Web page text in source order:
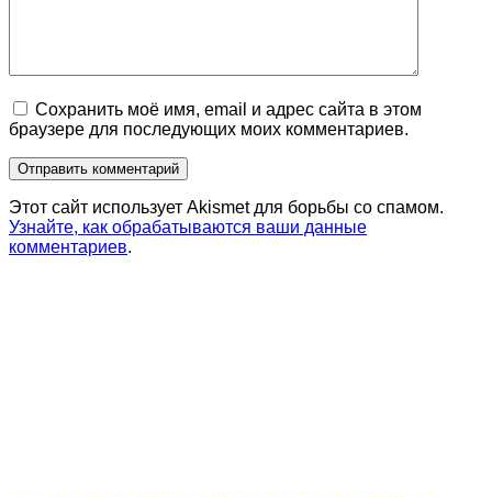
Сохранить моё имя, email и адрес сайта в этом
браузере для последующих моих комментариев.
Этот сайт использует Akismet для борьбы со спамом.
Узнайте, как обрабатываются ваши данные
комментариев.